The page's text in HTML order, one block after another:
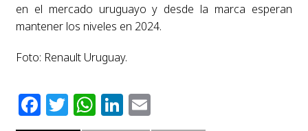
en el mercado uruguayo y desde la marca esperan
mantener los niveles en 2024.
Foto: Renault Uruguay.
Facebook
Twitter
WhatsApp
LinkedIn
Email